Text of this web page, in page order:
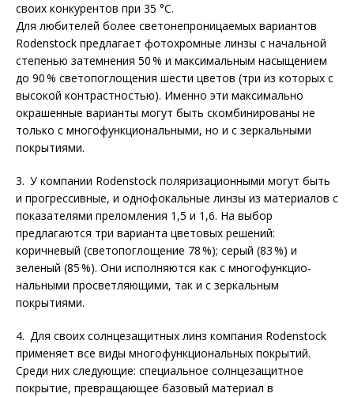
своих конкурентов при 35 °С.
Для любителей более светонепроницаемых вариантов
Rodenstock предлагает фотохромные линзы с начальной
степенью затемнения 50 % и максимальным насыщением
до 90 % светопоглощения шести цветов (три из которых с
высокой контрастностью). Именно эти максимально
окрашенные варианты могут быть скомбинированы не
только с многофункциональными, но и с зеркальными
покрытиями.
3. У компании Rodenstock поляризационными могут быть
и прогрессивные, и однофокальные линзы из материалов с
показателями преломления 1,5 и 1,6. На выбор
предлагаются три варианта цветовых решений:
коричневый (светопоглощение 78 %); серый (83 %) и
зеленый (85 %). Они исполняются как с многофункцио­
нальными просветляющими, так и с зеркальным
покрытиями.
4. Для своих солнцезащитных линз компания Rodenstock
применяет все виды многофункциональных покрытий.
Среди них следующие: специальное солнцезащитное
покрытие, превращающее базовый материал в